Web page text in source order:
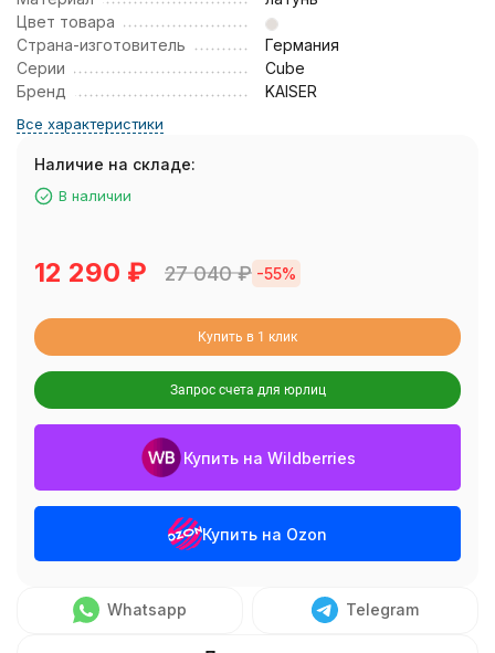
Цвет товара
Страна-изготовитель
Германия
Серии
Cube
Бренд
KAISER
Все характеристики
Наличие на складе:
В наличии
12 290 ₽ 27 040₽ -55%
Купить в 1 клик
Запрос счета для юрлиц
Купить на Wildberries
Купить на Ozon
Whatsapp Telegram